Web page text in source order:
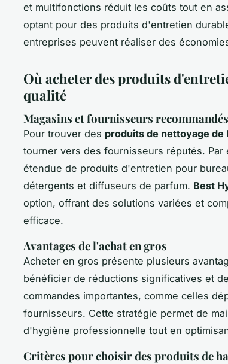
et multifonctions réduit les coûts tout en
optant pour des produits d'entretien
entreprises peuvent réaliser des
Où acheter des produits
qualité
Magasins et fournisseurs recommandés
Pour trouver des produits de nettoyage de
tourner vers des fournisseurs réputés. Par
étendue de produits d'entretien pour
détergents et diffuseurs de parfum. Best
option, offrant des solutions variées et
efficace.
Avantages de l'achat en gros
Acheter en gros présente plusieurs
bénéficier de réductions significatives et
commandes importantes, comme celles
fournisseurs. Cette stratégie permet de
d'hygiène professionnelle tout en
Critères pour choisir des produits de